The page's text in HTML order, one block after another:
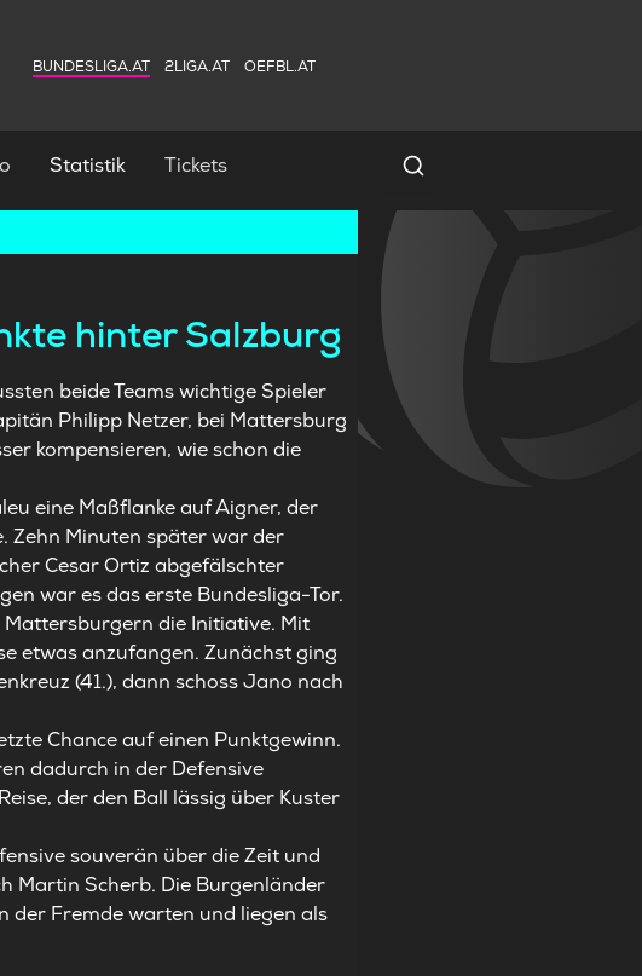
BUNDESLIGA.AT 2LIGA.AT OEFBL.AT
Statistik Tickets Spielersuche
hinter Salzburg
beide Teams wichtige Spieler
Philipp Netzer, bei Mattersburg
kompensieren, wie schon die
eine Maßflanke auf Aigner, der
Zehn Minuten später war der
Cesar Ortiz abgefälschter
war es das erste Bundesliga-Tor.
die Initiative. Mit
etwas anzufangen. Zunächst ging
(41.), dann schoss Jano nach
Chance auf einen Punktgewinn.
dadurch in der Defensive
der den Ball lässig über Kuster
souverän über die Zeit und
Martin Scherb. Die Burgenländer
der Fremde warten und liegen als